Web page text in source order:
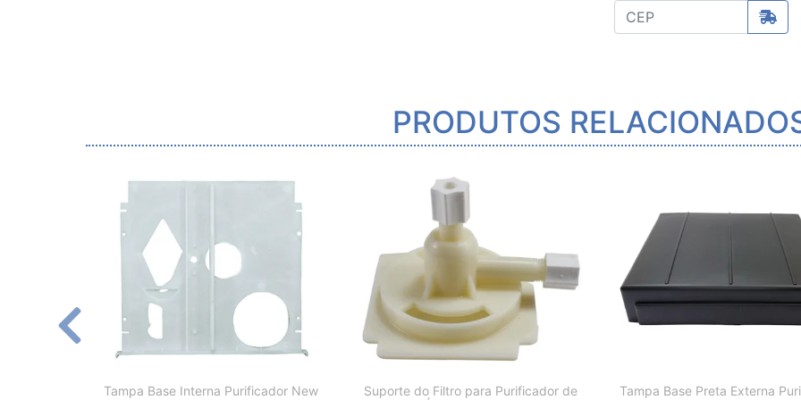
PRODUTOS
Tampa Base Interna Purificador New
Suporte do Filtro para Purificador de
Tampa Base Preta Externa